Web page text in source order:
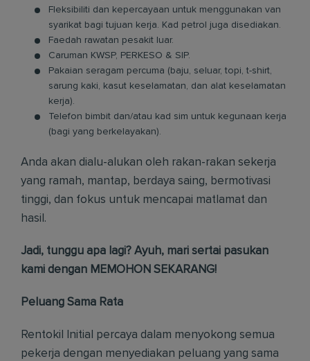
Fleksibiliti dan kepercayaan untuk menggunakan van
syarikat bagi tujuan kerja. Kad petrol juga disediakan.
Faedah rawatan pesakit luar.
Caruman KWSP, PERKESO & SIP.
Pakaian seragam percuma (baju, seluar, topi, t-shirt,
sarung kaki, kasut keselamatan, dan alat keselamatan
kerja).
Telefon bimbit dan/atau kad sim untuk kegunaan kerja
(bagi yang berkelayakan).
Anda akan dialu-alukan oleh rakan-rakan sekerja
yang ramah, mantap, berdaya saing, bermotivasi
tinggi, dan fokus untuk mencapai matlamat dan
hasil.
Jadi, tunggu apa lagi? Ayuh, mari sertai pasukan
kami dengan MEMOHON SEKARANG!
Peluang Sama Rata
Rentokil Initial percaya dalam menyokong semua
pekerja dengan menyediakan peluang yang sama